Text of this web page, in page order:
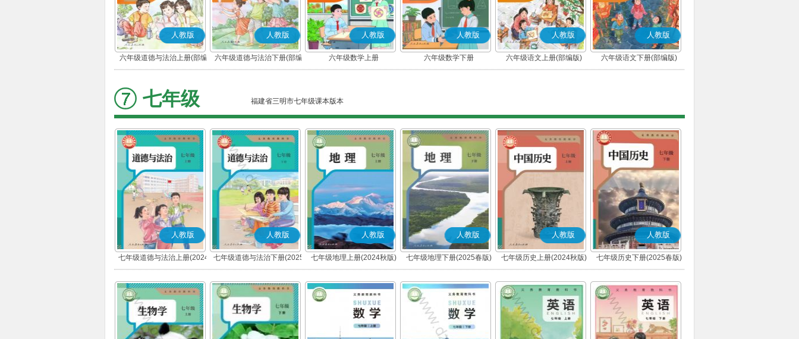
人教版
六年级道德与法治上册(部编
版)
人教版
六年级道德与法治下册(部编
版)
人教版
六年级数学上册
人教版
六年级数学下册
人教版
六年级语文上册(部编版)
人教版
六年级语文下册(部编版)
七年级 福建省三明市七年级课本版本
人教版
七年级道德与法治上册(2024
秋版)(部编版)
人教版
七年级道德与法治下册(2025
春版)(部编版)
人教版
七年级地理上册(2024秋版)
人教版
七年级地理下册(2025春版)
人教版
七年级历史上册(2024秋版)
(部编版)
人教版
七年级历史下册(2025春版)
(部编版)